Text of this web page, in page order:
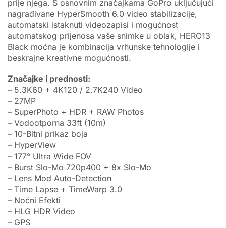
prije njega. S osnovnim značajkama GoPro uključujući
nagrađivane HyperSmooth 6.0 video stabilizacije,
automatski istaknuti videozapisi i mogućnost
automatskog prijenosa vaše snimke u oblak, HERO13
Black moćna je kombinacija vrhunske tehnologije i
beskrajne kreativne mogućnosti.
Značajke i prednosti:
– 5.3K60 + 4K120 / 2.7K240 Video
– 27MP
– SuperPhoto + HDR + RAW Photos
– Vodootporna 33ft (10m)
– 10-Bitni prikaz boja
– HyperView
– 177° Ultra Wide FOV
– Burst Slo-Mo 720p400 + 8x Slo-Mo
– Lens Mod Auto-Detection
– Time Lapse + TimeWarp 3.0
– Noćni Efekti
– HLG HDR Video
– GPS